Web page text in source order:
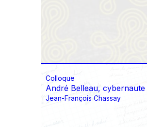
Colloque
André Belleau, cybernaute
Jean-François Chassay